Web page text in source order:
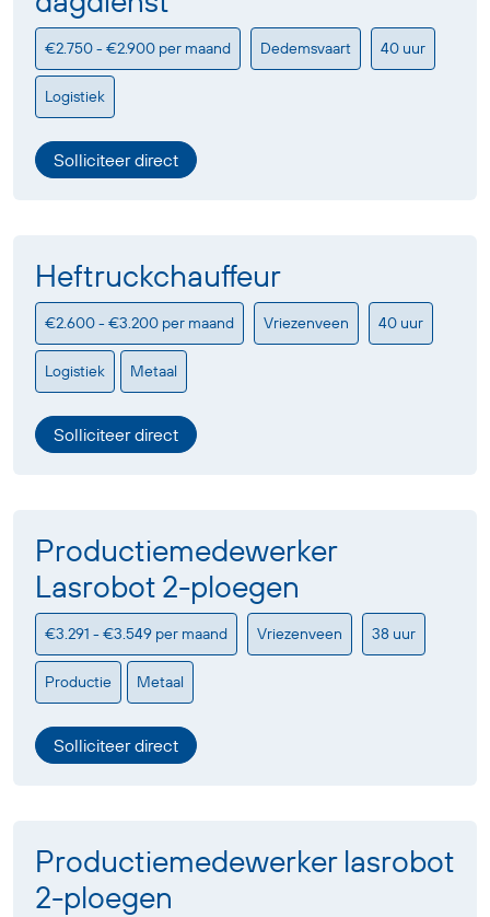
€2.750 - €2.900 per maand Dedemsvaart 40 uur
Logistiek
Solliciteer direct
Heftruckchauffeur
€2.600 - €3.200 per maand Vriezenveen 40 uur
Logistiek Metaal
Solliciteer direct
Productiemedewerker
Lasrobot 2-ploegen
€3.291 - €3.549 per maand Vriezenveen 38 uur
Productie Metaal
Solliciteer direct
Productiemedewerker lasrobot
2-ploegen